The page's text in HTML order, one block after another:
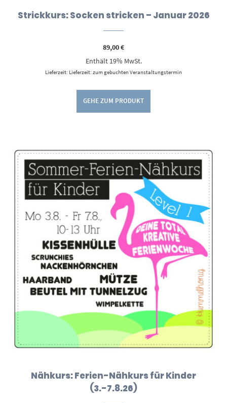
Strickkurs: Socken stricken – Januar 2026
89,00€
Enthält 19% MwSt.
Lieferzeit: Lieferzeit: zum gebuchten Veranstaltungstermin
GEHE ZUM PRODUKT
Nähkurs: Ferien-Nähkurs für Kinder
(3.-7.8.26)